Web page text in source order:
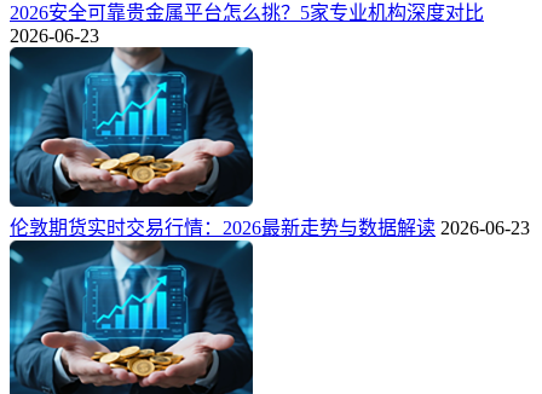
2026安全可靠贵金属平台怎么挑？5家专业机构深度对比
2026-06-23
伦敦期货实时交易行情：2026最新走势与数据解读 2026-06-23